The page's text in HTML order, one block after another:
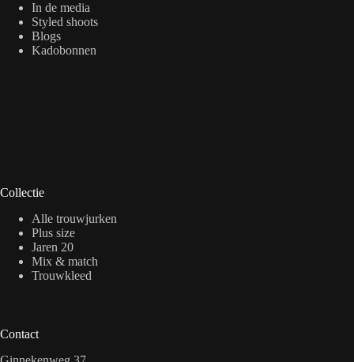
In de media
Styled shoots
Blogs
Kadobonnen
Collectie
Alle trouwjurken
Plus size
Jaren 20
Mix & match
Trouwkleed
Contact